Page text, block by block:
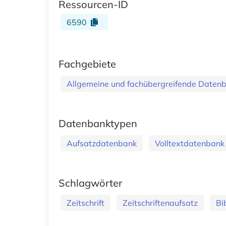
Ressourcen-ID
6590
Fachgebiete
Allgemeine und fachübergreifende
Datenbanktypen
Aufsatzdatenbank Volltextdatenbank
Schlagwörter
Zeitschrift Zeitschriftenaufsatz